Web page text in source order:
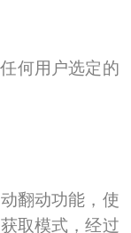
何用户选定的
翻动功能，使
取模式，经过